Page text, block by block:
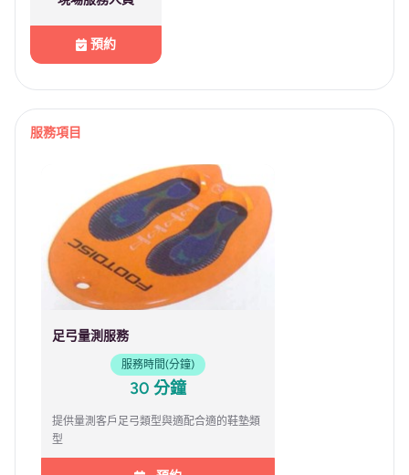
預約
服務項目
足弓量測服務
服務時間(分鐘)
30 分鐘
提供量測客戶足弓類型與適配合適的鞋墊類
型